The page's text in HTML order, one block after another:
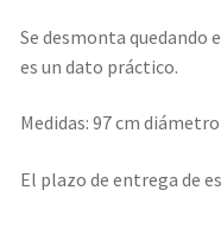
Se desmonta quedando
es un dato práctico.
Medidas: 97 cm
El plazo de entrega de